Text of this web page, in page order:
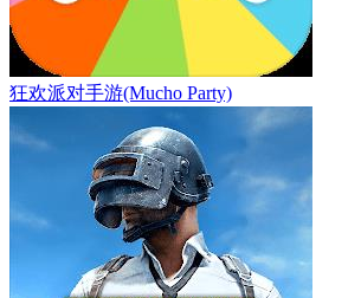
狂欢派对手游(Mucho Party)